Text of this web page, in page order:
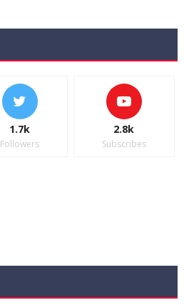
1.7k
Followers
2.8k
Subscribes